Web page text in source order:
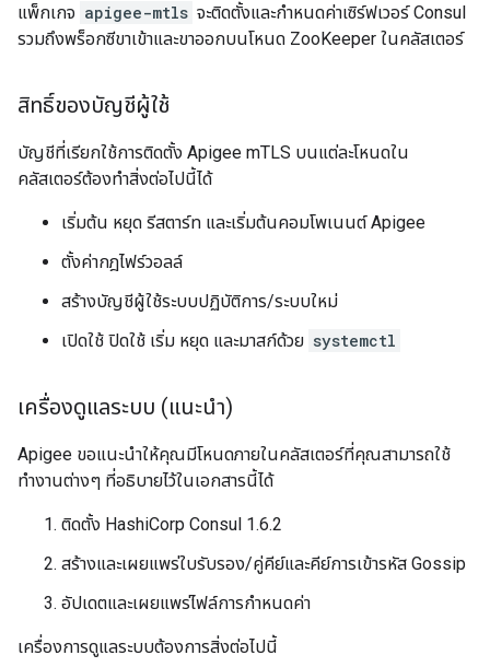
แพ็กเกจ apigee-mtls จะติดตั้งและกำหนดค่าเซิร์ฟเวอร์ Consul
รวมถึงพร็อกซีขาเข้าและขาออกบนโหนด ZooKeeper ในคลัสเตอร์
สิทธิ์ของบัญชีผู้ใช้
บัญชีที่เรียกใช้การติดตั้ง Apigee mTLS บนแต่ละโหนดใน
คลัสเตอร์ต้องทำสิ่งต่อไปนี้ได้
เริ่มต้น หยุด รีสตาร์ท และเริ่มต้นคอมโพเนนต์ Apigee
ตั้งค่ากฎไฟร์วอลล์
สร้างบัญชีผู้ใช้ระบบปฏิบัติการ/ระบบใหม่
เปิดใช้ ปิดใช้ เริ่ม หยุด และมาสก์ด้วย systemctl
เครื่องดูแลระบบ (แนะนำ)
Apigee ขอแนะนำให้คุณมีโหนดภายในคลัสเตอร์ที่คุณสามารถใช้
ทำงานต่างๆ ที่อธิบายไว้ในเอกสารนี้ได้
ติดตั้ง HashiCorp Consul 1.6.2
สร้างและเผยแพร่ใบรับรอง/คู่คีย์และคีย์การเข้ารหัส Gossip
อัปเดตและเผยแพร่ไฟล์การกำหนดค่า
เครื่องการดูแลระบบต้องการสิ่งต่อไปนี้